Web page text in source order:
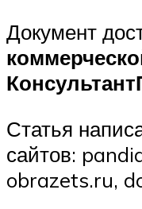
Документ
Статья
сайтов:
obrazets.ru,